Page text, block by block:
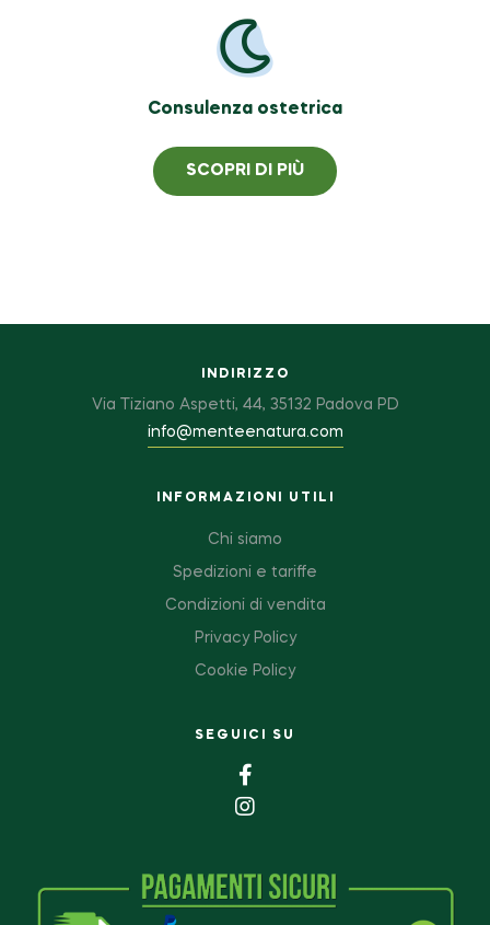
Consulenza ostetrica
SCOPRI DI PIÙ
INDIRIZZO
Via Tiziano Aspetti, 44, 35132 Padova PD
info@menteenatura.com
INFORMAZIONI UTILI
Chi siamo
Spedizioni e tariffe
Condizioni di vendita
Privacy Policy
Cookie Policy
SEGUICI SU